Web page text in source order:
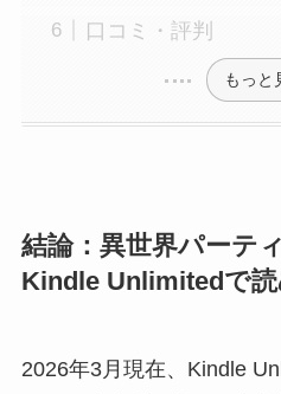
口コミ・評判
もっと
結論：異世界パーテ
Kindle Unlimitedで
2026年3月現在、Kindle